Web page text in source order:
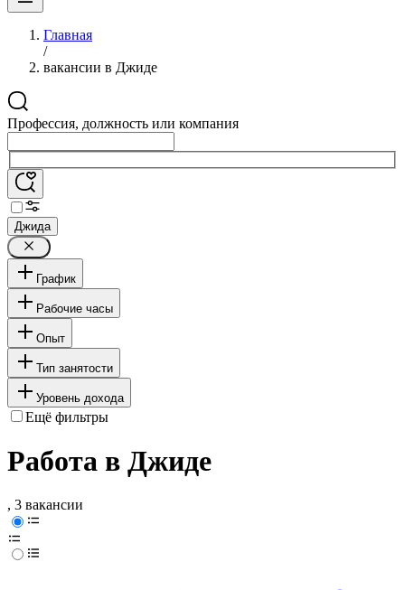
Главная
/
вакансии в Джиде
Профессия, должность или компания
Джида
График
Рабочие часы
Опыт
Тип занятости
Уровень дохода
Ещё фильтры
Работа в Джиде
, 3 вакансии